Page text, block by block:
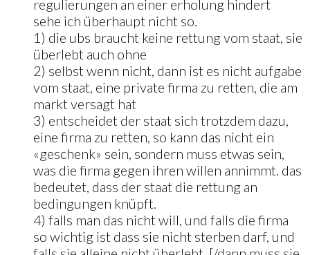
regulierungen an einer erholung hindert
sehe ich überhaupt nicht so.
1) die ubs braucht keine rettung vom staat, sie
überlebt auch ohne
2) selbst wenn nicht, dann ist es nicht aufgabe
vom staat, eine private firma zu retten, die am
markt versagt hat
3) entscheidet der staat sich trotzdem dazu,
eine firma zu retten, so kann das nicht ein
«geschenk» sein, sondern muss etwas sein,
was die firma gegen ihren willen annimmt. das
bedeutet, dass der staat die rettung an
bedingungen knüpft.
4) falls man das nicht will, und falls die firma
so wichtig ist dass sie nicht sterben darf, und